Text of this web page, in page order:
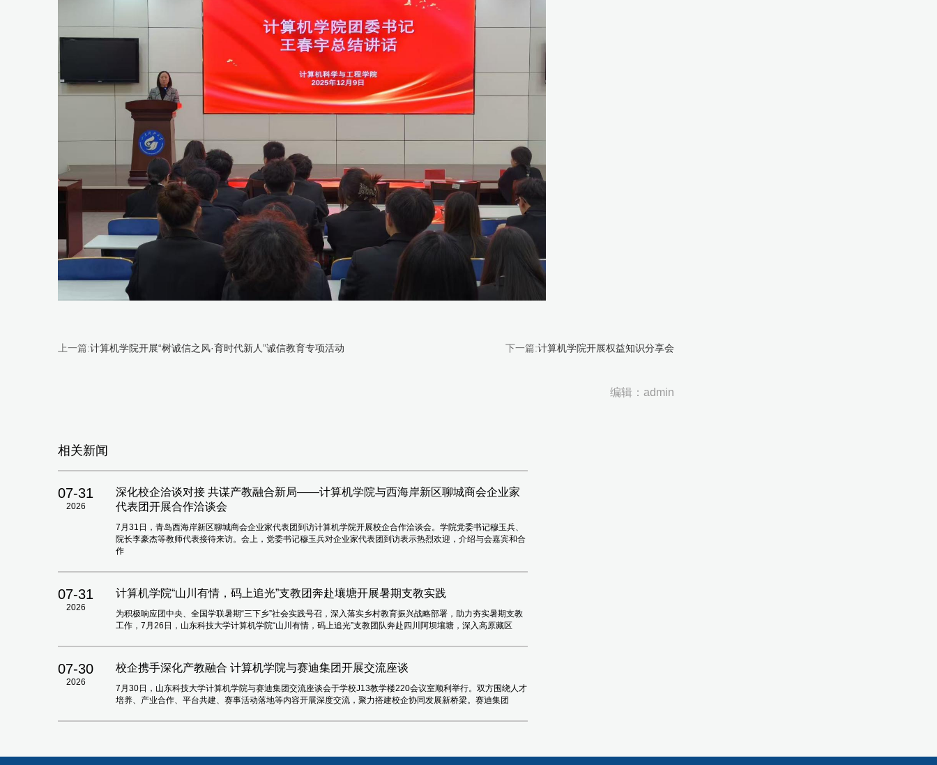
上一篇:计算机学院开展“树诚信之风·育时代新人”诚信教育专项活动 下一篇:计算机学院开展权益知识分享会
编辑：admin
相关新闻
07-31
2026
深化校企洽谈对接 共谋产教融合新局——计算机学院与西海岸新区聊城商会企业家
代表团开展合作洽谈会
7月31日，青岛西海岸新区聊城商会企业家代表团到访计算机学院开展校企合作洽谈会。学院党委书记穆玉兵、
院长李豪杰等教师代表接待来访。会上，党委书记穆玉兵对企业家代表团到访表示热烈欢迎，介绍与会嘉宾和合
作
07-31
2026
计算机学院“山川有情，码上追光”支教团奔赴壤塘开展暑期支教实践
为积极响应团中央、全国学联暑期“三下乡”社会实践号召，深入落实乡村教育振兴战略部署，助力夯实暑期支教
工作，7月26日，山东科技大学计算机学院“山川有情，码上追光”支教团队奔赴四川阿坝壤塘，深入高原藏区
07-30
2026
校企携手深化产教融合 计算机学院与赛迪集团开展交流座谈
7月30日，山东科技大学计算机学院与赛迪集团交流座谈会于学校J13教学楼220会议室顺利举行。双方围绕人才
培养、产业合作、平台共建、赛事活动落地等内容开展深度交流，聚力搭建校企协同发展新桥梁。赛迪集团